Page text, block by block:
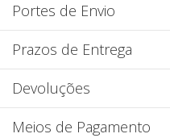
Portes de Envio
Prazos de Entrega
Devoluções
Meios de Pagamento